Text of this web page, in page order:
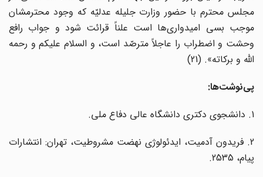
مجلس محترم با حضور وزارت جلیله عدلیّه که وجود محترمشان
موجب بسی امیدواری‌ها است علناً قرائت شود و جواب رافع
وحشت و اضطراب را عاجلاً مترصّد است، و السلام علیکم و رحمه
الله و برکاته». (21)
پی‌نوشت‌ها:
2. فریدون آدمیت، ایدئولوژی نهضت مشروطیت، تهران: انتشارات
پیام، 2535.